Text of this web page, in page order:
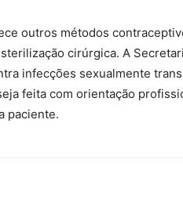
outros métodos
cirúrgica. A
infecções sexualmente
feita com orientação
paciente.